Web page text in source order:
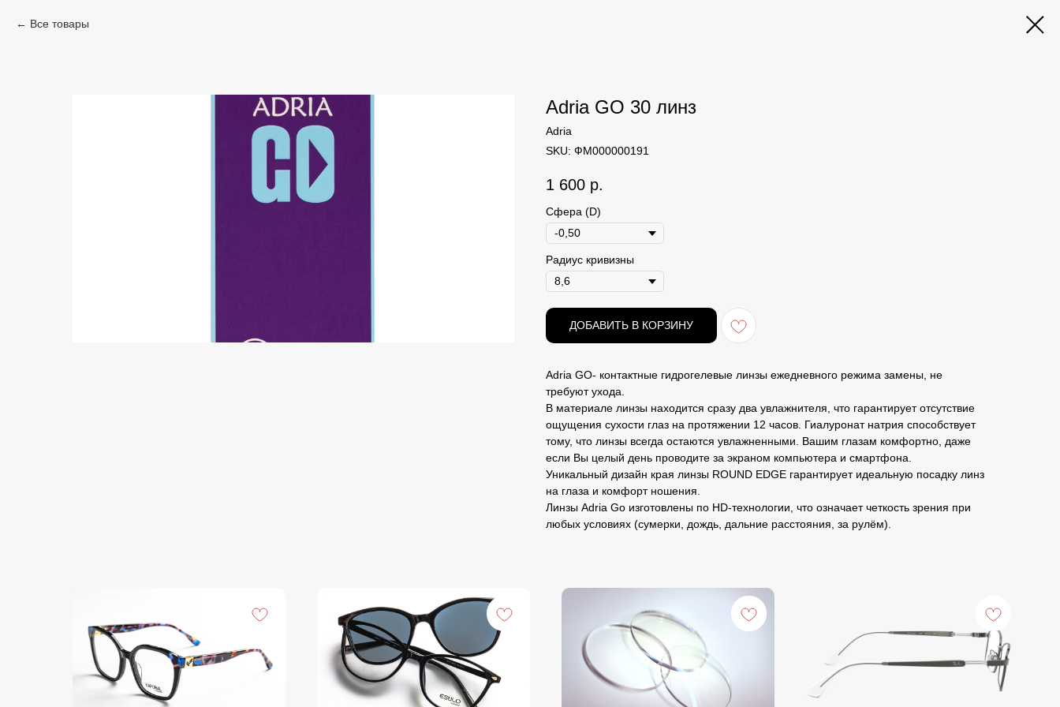
Все товары
Adria GO 30 линз
Adria
SKU: ФМ000000191
1 600 р.
Сфера (D)
Радиус кривизны
ДОБАВИТЬ В КОРЗИНУ
Adria GO- контактные гидрогелевые линзы ежедневного режима замены, не
требуют ухода.
В материале линзы находится сразу два увлажнителя, что гарантирует отсутствие
ощущения сухости глаз на протяжении 12 часов. Гиалуронат натрия способствует
тому, что линзы всегда остаются увлажненными. Вашим глазам комфортно, даже
если Вы целый день проводите за экраном компьютера и смартфона.
Уникальный дизайн края линзы ROUND EDGE гарантирует идеальную посадку линз
на глаза и комфорт ношения.
Линзы Adria Go изготовлены по HD-технологии, что означает четкость зрения при
любых условиях (сумерки, дождь, дальние расстояния, за рулём).